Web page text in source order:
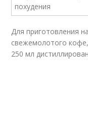
Для приготовления
свежемолотого
250 мл